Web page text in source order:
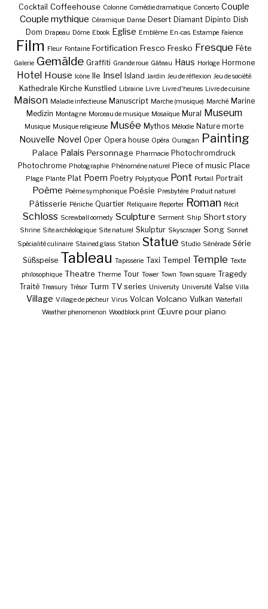
Cocktail Coffeehouse Colonne Comédie dramatique Concerto Couple
Couple mythique Céramique Danse Desert Diamant Dipinto Dish
Dom Drapeau Dôme Ebook Eglise Emblème En-cas Estampe Faïence
Film Fleur Fontaine Fortification Fresco Fresko Fresque Fête
Galerie Gemälde Graffiti Grande roue Gâteau Haus Horloge Hormone
Hotel House Icône Ile Insel Island Jardin Jeu de réflexion Jeu de société
Kathedrale Kirche Kunstlied Librairie Livre Livre d'heures Livre de cuisine
Maison Maladie infectieuse Manuscript Marche (musique) Marché Marine
Medizin Montagne Morceau de musique Mosaïque Mural Museum
Musique Musique religieuse Musée Mythos Mélodie Nature morte
Nouvelle Novel Oper Opera house Opéra Ouragan Painting
Palace Palais Personnage Pharmacie Photochromdruck
Photochrome Photographie Phénomène naturel Piece of music Place
Plage Plante Plat Poem Poetry Polyptyque Pont Portail Portrait
Poème Poème symphonique Poésie Presbytère Produit naturel
Pâtisserie Péniche Quartier Reliquaire Reporter Roman Récit
Schloss Screwball oomedy Sculpture Serment Ship Short story
Shrine Site archéologique Site naturel Skulptur Skyscraper Song Sonnet
Spécialité culinaire Stained glass Station Statue Studio Sénérade Série
Süßspeise Tableau Tapisserie Taxi Tempel Temple Texte
philosophique Theatre Therme Tour Tower Town Town square Tragedy
Traité Treasury Trésor Turm TV series University Université Valse Villa
Village Village de pêcheur Virus Volcan Volcano Vulkan Waterfall
Weather phenomenon Woodblock print Œuvre pour piano